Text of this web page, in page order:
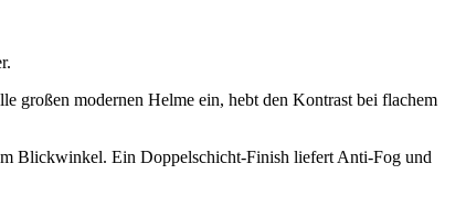
großen modernen Helme ein, hebt den Kontrast bei flachem
Blickwinkel. Ein Doppelschicht-Finish liefert Anti-Fog und